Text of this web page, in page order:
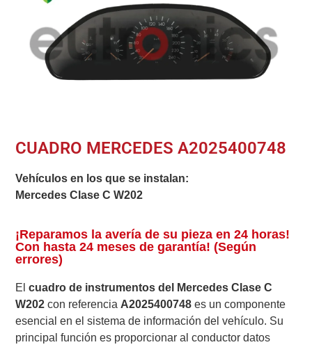
CUADRO MERCEDES A2025400748
Vehículos en los que se instalan:
Mercedes Clase C W202
¡Reparamos la avería de su pieza en 24 horas!
Con hasta 24 meses de garantía! (Según
errores)
Elcuadro de instrumentos del Mercedes Clase C
W202con referencia A2025400748 es un componente
esencial en el sistema de información del vehículo. Su
principal función es proporcionar al conductor datos